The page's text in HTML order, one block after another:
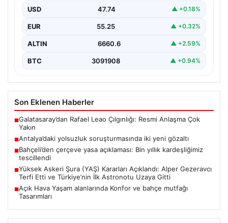
USD 47.74 ▲ +0.18%
EUR 55.25 ▲ +0.32%
ALTIN 6660.6 ▲ +2.59%
BTC 3091908 ▲ +0.94%
Son Eklenen Haberler
■Galatasaray’dan Rafael Leao Çılgınlığı: Resmi Anlaşma Çok
Yakın
■Antalya’daki yolsuzluk soruşturmasında iki yeni gözaltı
■Bahçeli’den çerçeve yasa açıklaması: Bin yıllık kardeşliğimiz
tescillendi
■Yüksek Askeri Şura (YAŞ) Kararları Açıklandı: Alper Gezeravcı
Terfi Etti ve Türkiye’nin İlk Astronotu Uzaya Gitti
■Açık Hava Yaşam alanlarında Konfor ve bahçe mutfağı
Tasarımları